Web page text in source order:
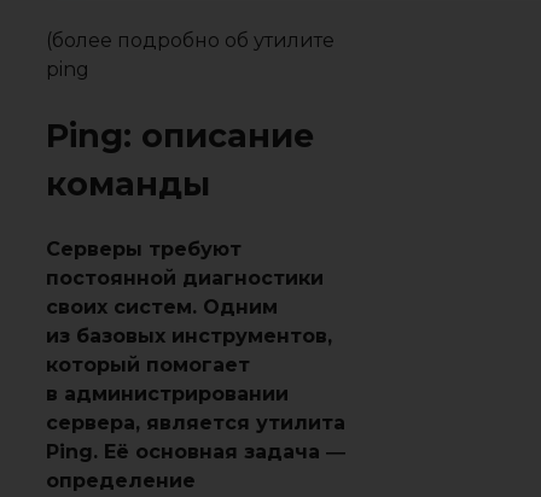
(более подробно об утилите
ping
Ping: описание
команды
Серверы требуют
постоянной диагностики
своих систем. Одним
из базовых инструментов,
который помогает
в администрировании
сервера, является утилита
Ping. Её основная задача ―
определение